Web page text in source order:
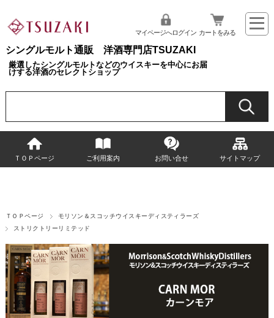
シングルモルト通販 洋酒専門店TSUZAKI
厳選したシングルモルトなどのウイスキーを中心にお届
けする洋酒のセレクトショップ
マイページへログイン カートをみる
ＴＯＰページ ご利用案内 お問い合せ サイトマップ
ＴＯＰページ
モリソン＆スコッチウイスキーディスティラーズ
ストリクトリーリミテッド